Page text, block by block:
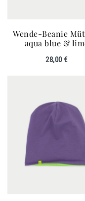
Wende-Beanie
aqua blue &
28,00€